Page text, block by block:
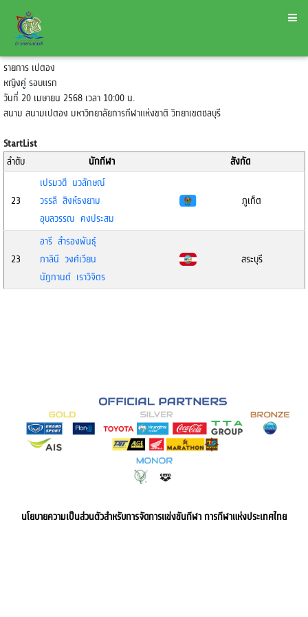
รายการ เปตอง
หญิงคู่ รอบแรก
วันที่ 20 เมษายน 2568 เวลา 10:00 น.
สนาม สนามเปตอง มหาวิทยาลัยการกีฬาแห่งขาติ วิทยาเขตชลบุรี
StartList
ลำดับ
นักกีฬา สังกัด
23
เปรมวดี นวลักษณ์
วรรลี สิงห์ธงยาม
อุบลวรรณ คงประสม
ภูเก็ต
23
อารี สำรองพันธ์ุ
ภาลินี วงศ์เวียน
นัฎกานต์ เราวิจิตร
สระบุรี
นโยบายความเป็นส่วนตัวสำหรับการจัดการแข่งขันกีฬา การกีฬาแห่งประเทศไทย